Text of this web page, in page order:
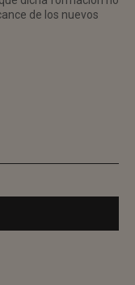
de los nuevos